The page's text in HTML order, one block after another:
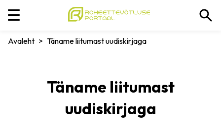
Avaleht > Täname liitumast uudiskirjaga
Täname liitumast
uudiskirjaga